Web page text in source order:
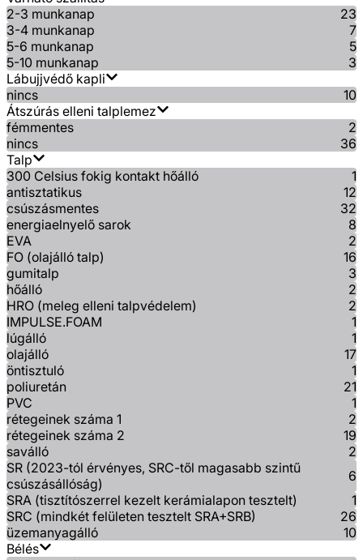
2-3 munkanap
23
3-4 munkanap
7
5-6 munkanap
5
5-10 munkanap
3
Lábujjvédő kapli
nincs
10
Átszúrás elleni talplemez
fémmentes
2
nincs
36
Talp
300 Celsius fokig kontakt hőálló
1
antisztatikus
12
csúszásmentes
32
energiaelnyelő sarok
8
EVA
2
FO (olajálló talp)
16
gumitalp
3
hőálló
2
HRO (meleg elleni talpvédelem)
2
IMPULSE.FOAM
1
lúgálló
1
olajálló
17
öntisztuló
1
poliuretán
21
PVC
1
rétegeinek száma 1
2
rétegeinek száma 2
19
saválló
2
SR (2023-tól érvényes, SRC-től magasabb szintű
csúszásállóság)
6
SRA (tisztítószerrel kezelt kerámialapon tesztelt)
1
SRC (mindkét felületen tesztelt SRA+SRB)
26
üzemanyagálló
10
Bélés